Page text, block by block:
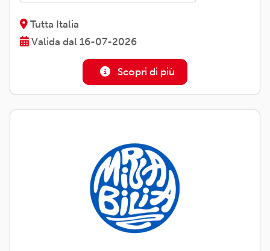
Tutta Italia
Valida dal 16-07-2026
Scopri di più